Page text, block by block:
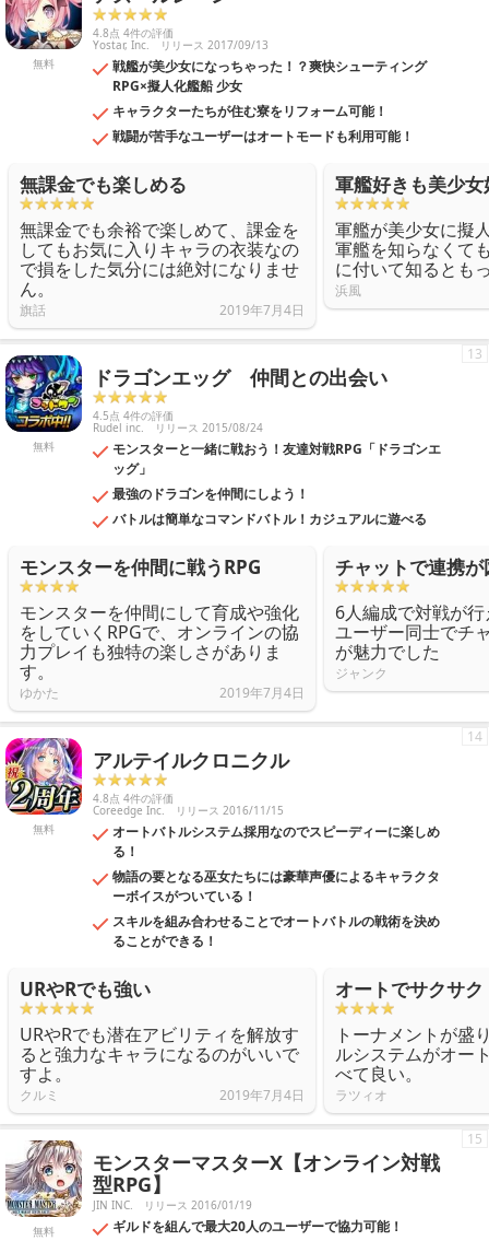
無料
4.8点 4件の評価
Yostar, Inc. リリース 2017/09/13
戦艦が美少女になっちゃった！？爽快シューティング
RPG×擬人化艦船 少女
キャラクターたちが住む寮をリフォーム可能！
戦闘が苦手なユーザーはオートモードも利用可能！
無課金でも楽しめる
無課金でも余裕で楽しめて、課金を
してもお気に入りキャラの衣装なの
で損をした気分には絶対になりませ
ん。
旗話 2019年7月4日
軍艦好きも美少
軍艦が美少女に擬
軍艦を知らなくて
に付いて知るとも
浜風
無料
ドラゴンエッグ 仲間との出会い
4.5点 4件の評価
Rudel inc. リリース 2015/08/24
モンスターと一緒に戦おう！友達対戦RPG「ドラゴンエ
ッグ」
最強のドラゴンを仲間にしよう！
バトルは簡単なコマンドバトル！カジュアルに遊べる
13
モンスターを仲間に戦うRPG
モンスターを仲間にして育成や強化
をしていくRPGで、オンラインの協
力プレイも独特の楽しさがありま
す。
ゆかた 2019年7月4日
チャットで連携が
6人編成で対戦が
ユーザー同士でチ
が魅力でした
ジャンク
無料
アルテイルクロニクル
4.8点 4件の評価
Coreedge Inc. リリース 2016/11/15
オートバトルシステム採用なのでスピーディーに楽しめ
る！
物語の要となる巫女たちには豪華声優によるキャラクタ
ーボイスがついている！
スキルを組み合わせることでオートバトルの戦術を決め
ることができる！
14
URやRでも強い
URやRでも潜在アビリティを解放す
ると強力なキャラになるのがいいで
すよ。
クルミ 2019年7月4日
オートでサクサク
トーナメントが盛
ルシステムがオー
べて良い。
ラツィオ
無料
モンスターマスターX【オンライン対戦
型RPG】
JIN INC. リリース 2016/01/19
ギルドを組んで最大20人のユーザーで協力可能！
15